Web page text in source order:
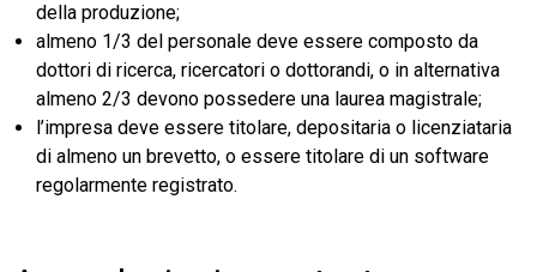
della produzione;
almeno 1/3 del personale deve essere composto da
dottori di ricerca, ricercatori o dottorandi, o in alternativa
almeno 2/3 devono possedere una laurea magistrale;
l’impresa deve essere titolare, depositaria o licenziataria
di almeno un brevetto, o essere titolare di un software
regolarmente registrato.